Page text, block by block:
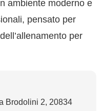
ambiente moderno e
pensato per
per
Brodolini 2, 20834